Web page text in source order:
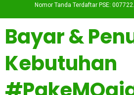
Nomor Tanda Terdaftar PSE:
Bayar &
Kebutuhan